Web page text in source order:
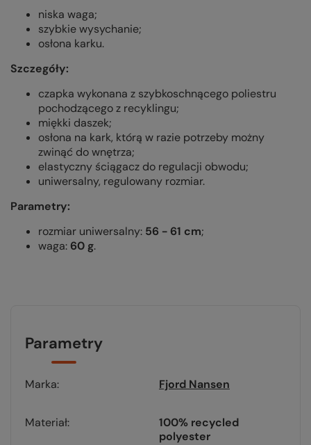
niska waga;
szybkie wysychanie;
osłona karku.
Szczegóły:
czapka wykonana z szybkoschnącego poliestru
pochodzącego z recyklingu;
miękki daszek;
osłona na kark, którą w razie potrzeby możny
zwinąć do wnętrza;
elastyczny ściągacz do regulacji obwodu;
uniwersalny, regulowany rozmiar.
Parametry:
rozmiar uniwersalny: 56 - 61 cm;
waga: 60 g.
Parametry
Marka Fjord Nansen
Materiał
100% recycled
polyester